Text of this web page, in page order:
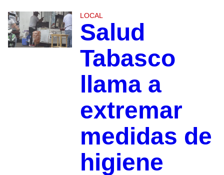
LOCAL
Salud
Tabasco
llama a
extremar
medidas de
higiene